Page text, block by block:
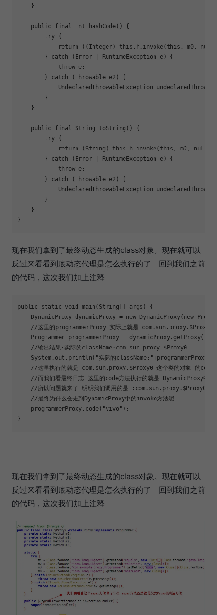
    }
    public final int
hashCode() {
        try {
return ((Integer) this.h.invoke(this, m0,
        } catch (Error | RuntimeException e) {
            throw e;
        } catch (Throwable e2) {
UndeclaredThrowableException
        }
    }
    public final String
toString () {
        try {
return (String) this.h.invoke(this, m2, null);
        } catch (Error | RuntimeException e) {
            throw e;
        } catch (Throwable e2) {
UndeclaredThrowableException
        }
    }
}
现在我们拿到了最终动态生成的class对象。现在就可以
反过来看看到底动态代理是怎么执行的了，回到我们之前
的代码，这次我们加上注释
public static void main(String[] args) {
DynamicProxy dynamicProxy = new DynamicProxy(new
    //这里的programmerProxy 实际上就是 com.sun.proxy.
$Proxy0
    Programmer programmerProxy = dynamicProxy.getProxy();
    //输出结果:实际的className:com.sun.proxy.
$Proxy0
    System.out.println(
"实际的className:"
    //这里执行的就是 com.sun.proxy.
$Proxy0 这个类的对象 的code
//而我们看最终日志 这里的code方法执行的就是 DynamicProxy中
    //所以问题就来了 明明我们调用的是 :com.sun.proxy.
$Proxy0
    //最终为什么会走到DynamicProxy中的invoke方法呢
    programmerProxy.code(
"vivo" );
}
现在我们拿到了最终动态生成的class对象。现在就可以
反过来看看到底动态代理是怎么执行的了，回到我们之前
的代码，这次我们加上注释